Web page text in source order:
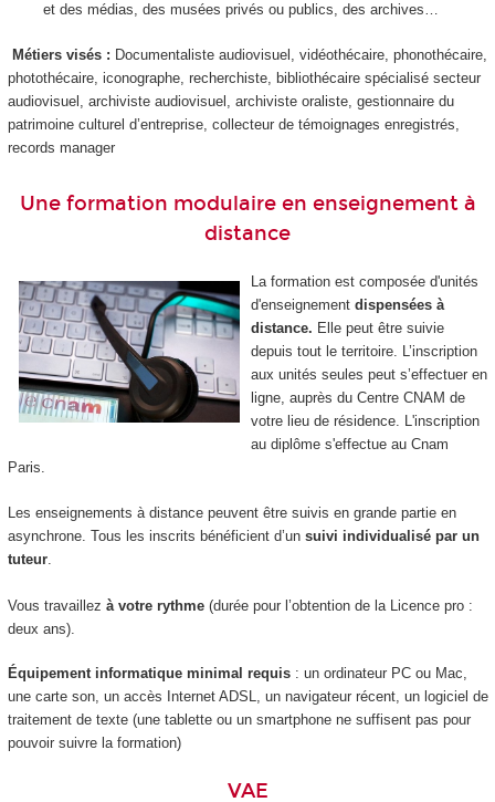
et des médias, des musées privés ou publics, des archives…
Métiers visés : Documentaliste audiovisuel, vidéothécaire, phonothécaire,
photothécaire, iconographe, recherchiste, bibliothécaire spécialisé secteur
audiovisuel, archiviste audiovisuel, archiviste oraliste, gestionnaire du
patrimoine culturel d’entreprise, collecteur de témoignages enregistrés,
records manager
Une formation modulaire en enseignement à
distance
La formation est composée d'unités
d'enseignementdispensées à
distance. Elle peut être suivie
depuis tout le territoire. L’inscription
aux unités seules peut s’effectuer en
ligne, auprès du Centre CNAM de
votre lieu de résidence. L'inscription
au diplôme s'effectue au Cnam
Paris.
Les enseignements à distance peuvent être suivis en grande partie en
asynchrone. Tous les inscrits bénéficient d’un suivi individualisé par un
tuteur.
Vous travaillez à votre rythme(durée pour l’obtention de la Licence pro :
deux ans).
Équipement informatique minimal requis : un ordinateur PC ou Mac,
une carte son, un accès Internet ADSL, un navigateur récent, un logiciel de
traitement de texte (une tablette ou un smartphone ne suffisent pas pour
pouvoir suivre la formation)
VAE